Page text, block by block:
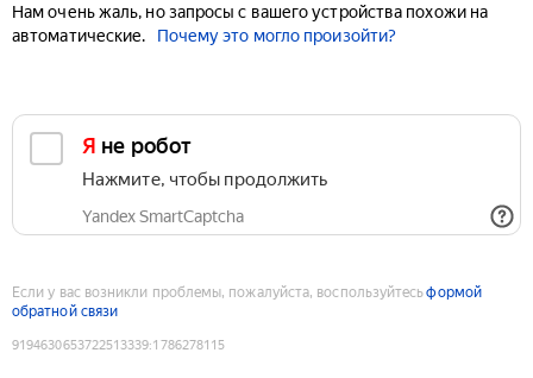
Нам очень жаль, но запросы с вашего устройства похожи на
автоматические.
Почему это могло произойти?
Я не робот
Нажмите, чтобы продолжить
Yandex SmartCaptcha
Если у вас возникли проблемы, пожалуйста, воспользуйтесьформой
обратной связи
9194630653722513339:1786278115